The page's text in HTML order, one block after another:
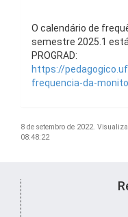
O calendário de
semestre 2025.1
PROGRAD:
https://
frequencia-da-
8 de setembro de 2022.
08:48:22